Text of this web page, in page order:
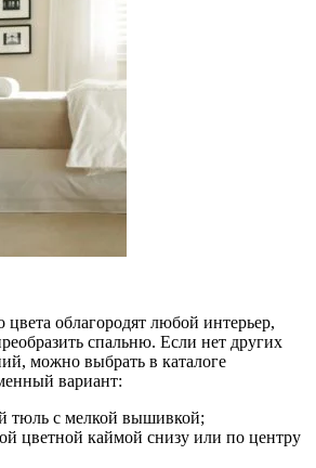
облагородят любой интерьер,
спальню. Если нет других
можно выбрать в каталоге
вариант:
тюль с мелкой вышивкой;
цветной каймой снизу или по центру